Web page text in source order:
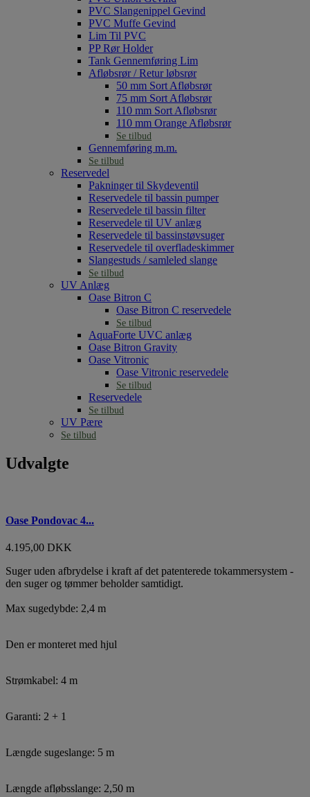
PVC Slangenippel Gevind
PVC Muffe Gevind
Lim Til PVC
PP Rør Holder
Tank Gennemføring Lim
Afløbsrør / Retur løbsrør
50 mm Sort Afløbsrør
75 mm Sort Afløbsrør
110 mm Sort Afløbsrør
110 mm Orange Afløbsrør
Se tilbud
Gennemføring m.m.
Se tilbud
Reservedel
Pakninger til Skydeventil
Reservedele til bassin pumper
Reservedele til bassin filter
Reservedele til UV anlæg
Reservedele til bassinstøvsuger
Reservedele til overfladeskimmer
Slangestuds / samleled slange
Se tilbud
UV Anlæg
Oase Bitron C
Oase Bitron C reservedele
Se tilbud
AquaForte UVC anlæg
Oase Bitron Gravity
Oase Vitronic
Oase Vitronic reservedele
Se tilbud
Reservedele
Se tilbud
UV Pære
Se tilbud
Udvalgte
Oase Pondovac 4...
4.195,00 DKK
Suger uden afbrydelse i kraft af det patenterede tokammersystem -
den suger og tømmer beholder samtidigt.
Max sugedybde: 2,4 m
Den er monteret med hjul
Strømkabel: 4 m
Garanti: 2 + 1
Længde sugeslange: 5 m
Længde afløbsslange: 2,50 m